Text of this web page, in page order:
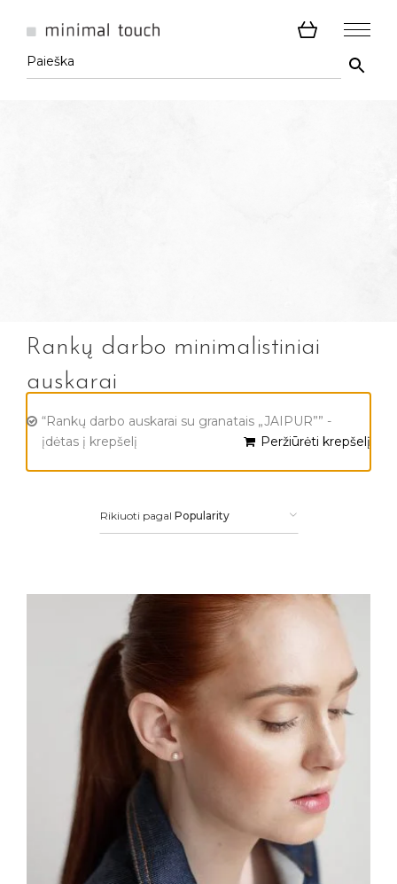
Rankų darbo minimalistiniai
auskarai
“Rankų darbo auskarai su granatais „JAIPUR”” -
įdėtas į krepšelį
Peržiūrėti krepšelį
Rikiuoti pagal Popularity